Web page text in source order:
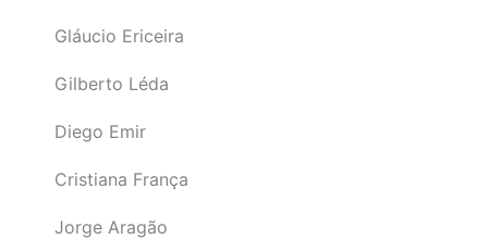
Gláucio Ericeira
Gilberto Léda
Diego Emir
Cristiana França
Jorge Aragão